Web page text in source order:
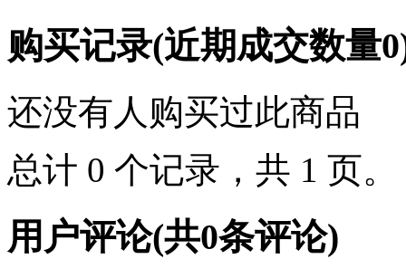
购买记录(近期成交数量0
还没有人购买过此商品
总计 0 个记录，共 1 页。
用户评论(共0条评论)